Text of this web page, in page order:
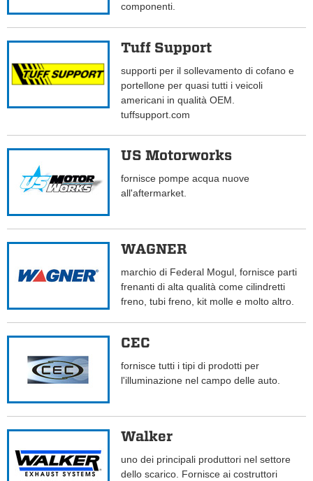
componenti.
Tuff Support
supporti per il sollevamento di cofano e
portellone per quasi tutti i veicoli
americani in qualità OEM.
tuffsupport.com
US Motorworks
fornisce pompe acqua nuove
all'aftermarket.
WAGNER
marchio di Federal Mogul, fornisce parti
frenanti di alta qualità come cilindretti
freno, tubi freno, kit molle e molto altro.
CEC
fornisce tutti i tipi di prodotti per
l'illuminazione nel campo delle auto.
Walker
uno dei principali produttori nel settore
dello scarico. Fornisce ai costruttori